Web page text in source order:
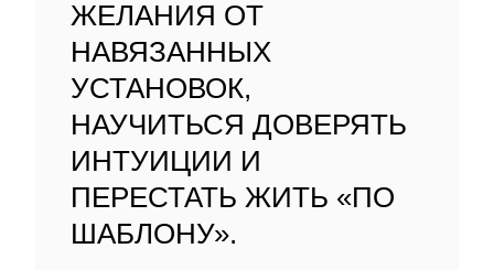
ЖЕЛАНИЯ ОТ
НАВЯЗАННЫХ
УСТАНОВОК,
НАУЧИТЬСЯ ДОВЕРЯТЬ
ИНТУИЦИИ И
ПЕРЕСТАТЬ ЖИТЬ «ПО
ШАБЛОНУ».